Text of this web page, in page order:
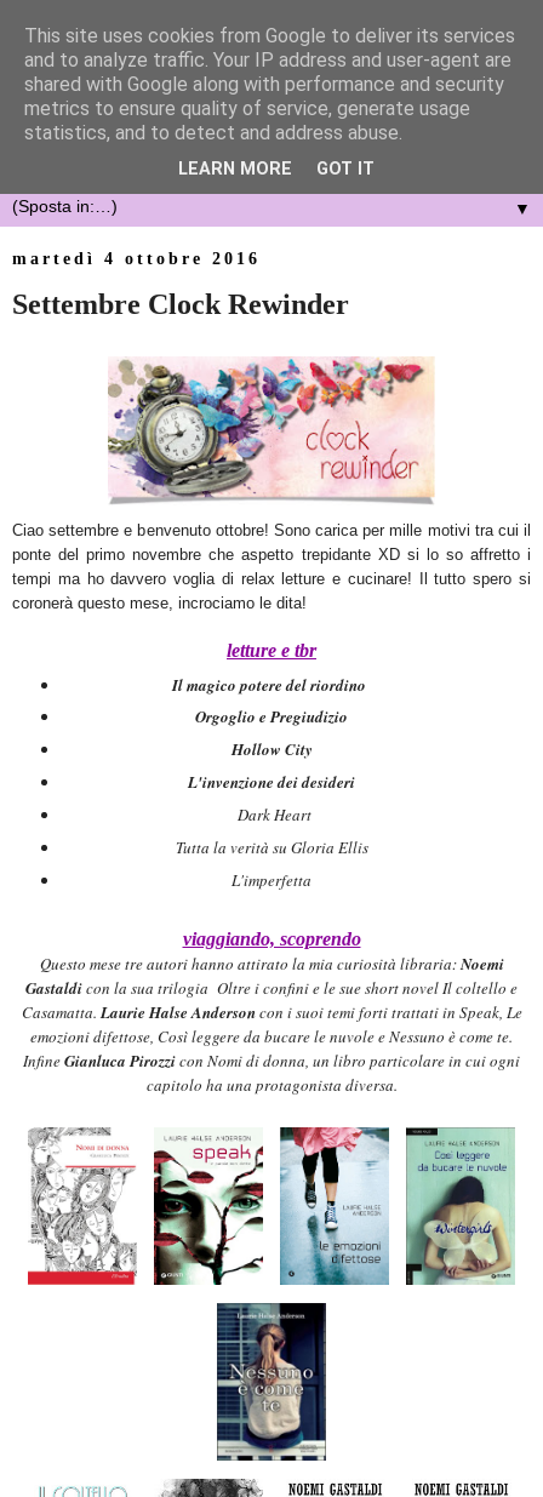
▼
martedì 4 ottobre 2016
Settembre Clock Rewinder
Ciao settembre e benvenuto ottobre! Sono caricaper mille motivi tra cuiil
ponte del primo novembre che aspetto trepidante XD si lo so affretto i
tempi ma ho davvero voglia di relax letture e cucinare! Il tutto spero si
coronerà questo mese , incrociamo le dita!
letture e tbr
Il magico potere del riordino
Orgoglio e Pregiudizio
Hollow City
L'invenzione dei desideri
Dark Heart
Tutta la verità su Gloria Ellis
L'imperfetta
viaggiando, scoprendo
Questo mese tre autorihanno attirato la mia curiosità libraria:Noemi
Gastaldicon la sua trilogia Oltre i confini ele sue short novel Il coltello e
Casamatta.Laurie Halse Andersoncon i suoi temi forti trattati in Speak, Le
emozioni difettose, Così leggereda bucare le nuvole e Nessuno è come te.
InfineGianluca Pirozzicon Nomi di donna, un libro particolare in cui ogni
capitolo ha una protagonista diversa.
This site uses cookies from Google to deliver its services
and to analyze traffic. Your IP address and user-agent are
shared with Google along with performance and security
metrics to ensure quality of service, generate usage
statistics, and to detect and address abuse.
LEARN MORE GOT IT